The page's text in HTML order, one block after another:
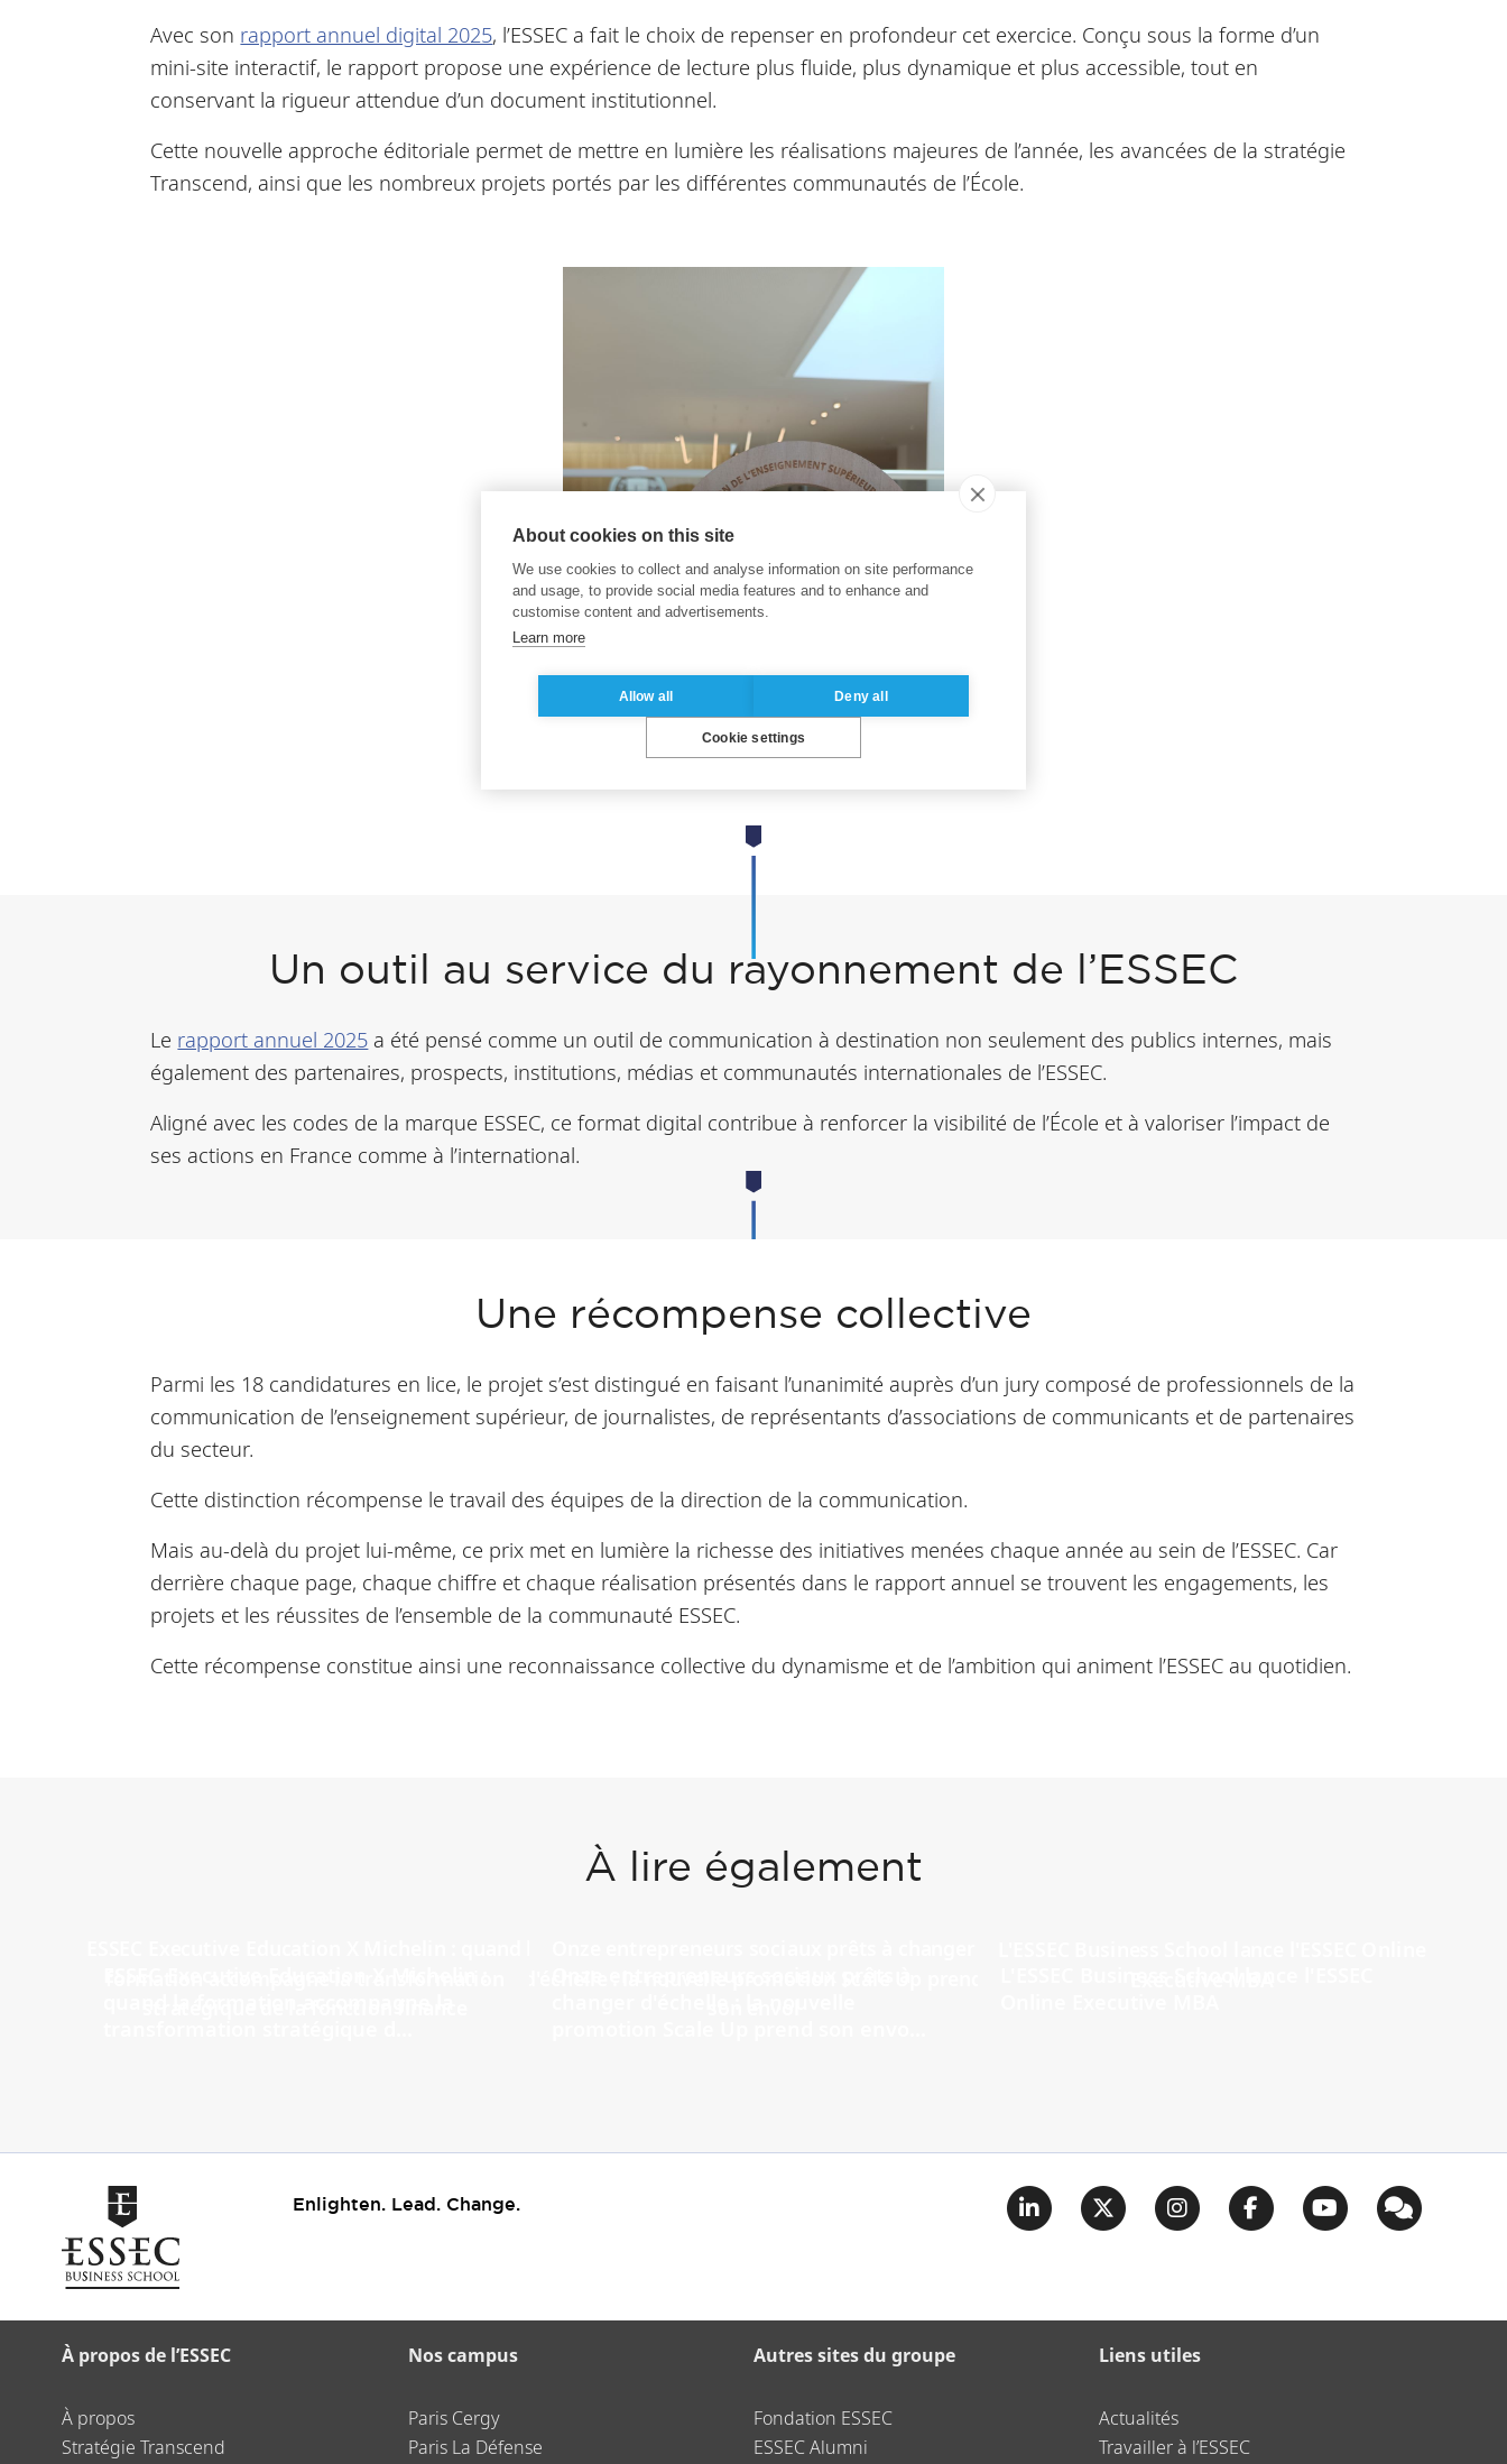
Avec son rapport annuel digital 2025, l’ESSEC a fait le choix de repenser en profondeur cet exercice. Conçu sous la forme d’un
mini-site interactif, le rapport propose une expérience de lecture plus fluide, plus dynamique et plus accessible, tout en
conservant la rigueur attendue d’un document institutionnel.
Cette nouvelle approche éditoriale permet de mettre en lumière les réalisations majeures de l’année, les avancées de la stratégie
Transcend, ainsi que les nombreux projets portés par les différentes communautés de l’École.
Un outil au service du rayonnement de l’ESSEC
Le rapport annuel 2025 a été pensé comme un outil de communication à destination non seulement des publics internes, mais
également des partenaires, prospects, institutions, médias et communautés internationales de l’ESSEC.
Aligné avec les codes de la marque ESSEC, ce format digital contribue à renforcer la visibilité de l’École et à valoriser l’impact de
ses actions en France comme à l’international.
Une récompense collective
Parmi les 18 candidatures en lice, le projet s’est distingué en faisant l’unanimité auprès d’un jury composé de professionnels de la
communication de l’enseignement supérieur, de journalistes, de représentants d’associations de communicants et de partenaires
du secteur.
Cette distinction récompense le travail des équipes de la direction de la communication.
Mais au-delà du projet lui-même, ce prix met en lumière la richesse des initiatives menées chaque année au sein de l’ESSEC. Car
derrière chaque page, chaque chiffre et chaque réalisation présentés dans le rapport annuel se trouvent les engagements, les
projets et les réussites de l’ensemble de la communauté ESSEC.
Cette récompense constitue ainsi une reconnaissance collective du dynamisme et de l’ambition qui animent l’ESSEC au quotidien.
À lire également
Enlighten. Lead. Change.
À propos de l’ESSEC
À propos
Stratégie Transcend
Nos campus
Paris Cergy
Paris La Défense
Autres sites du groupe
Fondation ESSEC
ESSEC Alumni
Liens utiles
Actualités
Travailler à l’ESSEC
About cookies on this site
We use cookies to collect and analyse information on site performance
and usage, to provide social media features and to enhance and
customise content and advertisements.
Learn more
Allow all Deny all
Cookie settings